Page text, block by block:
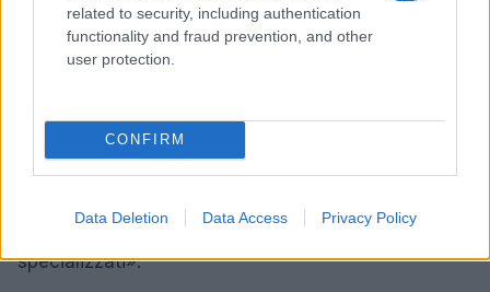
related to security, including authentication
functionality and fraud prevention, and other
user protection.
CONFIRM
Data Deletion Data Access Privacy Policy
reparto?«C’è, c’è, ma non se ne parla più. Quando
lo comandavo io si chiamava Gruppo Anticrimine
Tecnologiche. Purtroppo è sottoutilizzato, ai miei
tempi eravamo tre ufficiali, ora mi pare siano il
del genere servono bravi operatori e tecnici
specializzati».